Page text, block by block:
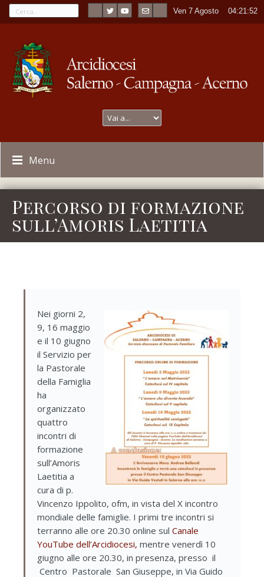
Ven 7 Agosto ----04:21:52
Menu
Percorso di formazione
sull’Amoris Laetitia
Nei giorni 2,
9, 16 maggio
e il 10 giugno
il Servizio per
la Pastorale
della Famiglia
ha
organizzato
quattro
incontri di
formazione
sull’Amoris
Laetitia a
cura di p.
Vincenzo Ippolito, ofm, in vista del X incontro
mondiale delle famiglie. I primi tre incontri si
terranno alle ore 20.30 online sul Canale
YouTube dell’Arcidiocesi, mentre venerdì 10
giugno alle ore 20.30, in presenza, presso il
Centro Pastorale San Giuseppe, in Via Guido